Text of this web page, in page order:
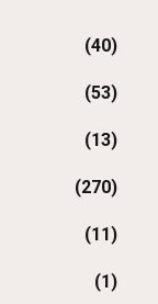
(40)
(53)
(13)
(270)
(11)
(1)